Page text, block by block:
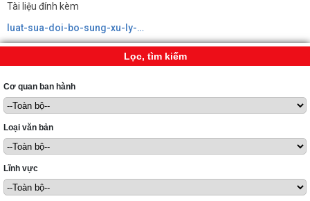
Tài liệu đính kèm
luat-sua-doi-bo-sung-xu-ly-vi-pham-hanh-chinh638935372280010532.docx
Lọc, tìm kiếm
Cơ quan ban hành
Loại văn bản
Lĩnh vực